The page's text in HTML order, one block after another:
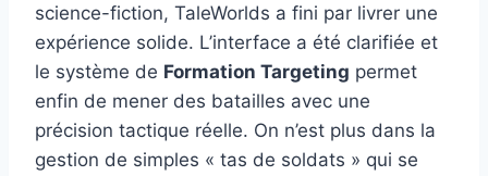
science-fiction, TaleWorlds a fini par livrer une
expérience solide. L’interface a été clarifiée et
le système de Formation Targeting permet
enfin de mener des batailles avec une
précision tactique réelle. On n’est plus dans la
gestion de simples « tas de soldats » qui se